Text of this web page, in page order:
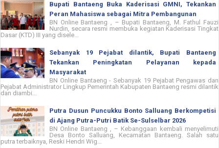
Bupati Bantaeng Buka Kaderisasi GMNI, Tekankan
Peran Mahasiswa sebagai Mitra Pembangunan
BN Online Bantaeng , – Bupati Bantaeng, M. Fathul Fauzi
Nurdin, secara resmi membuka kegiatan Kaderisasi Tingkat
Dasar (KTD) III yang disele...
Sebanyak 19 Pejabat dilantik, Bupati Bantaeng
Tekankan Peningkatan Pelayanan kepada
Masyarakat
BN Online Bantaeng - Sebanyak 19 Pejabat Pengawas dan
Pejabat Administrator Lingkup Pemerintah Kabupaten Bantaeng resmi dilantik
dan diambi...
Putra Dusun Puncukku Bonto Salluang Berkompetisi
di Ajang Putra-Putri Batik Se-Sulselbar 2026
BN Online Bantaeng , – Kebanggaan kembali menyelimuti
Desa Bonto Salluang, Kecamatan Bantaeng. Salah satu
putra terbaiknya, Reski Hendri Wig...